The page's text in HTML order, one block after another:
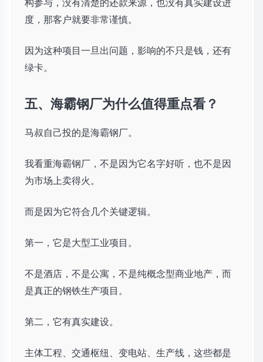
度，那客户就要非常谨慎。
因为这种项目一旦出问题，影响的不只是钱，还有
绿卡。
五、海霸钢厂为什么值得重点看？
马叔自己投的是海霸钢厂。
我看重海霸钢厂，不是因为它名字好听，也不是因
为市场上卖得火。
而是因为它符合几个关键逻辑。
第一，它是大型工业项目。
不是酒店，不是公寓，不是纯概念型商业地产，而
是真正的钢铁生产项目。
第二，它有真实建设。
主体工程、交通枢纽、变电站、生产线，这些都是